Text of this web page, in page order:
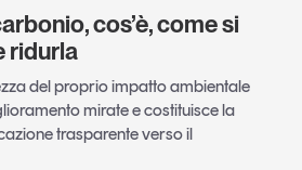
cos’è, come si
ridurla
del proprio impatto ambientale
mirate e costituisce la
trasparente verso il